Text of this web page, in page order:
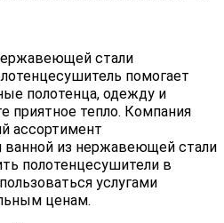
стали
помогает
полотенца, одежду и
приятное тепло. Компания
ассортимент
ванной из нержавеющей стали
полотенцесушители в
услугами
ценам.